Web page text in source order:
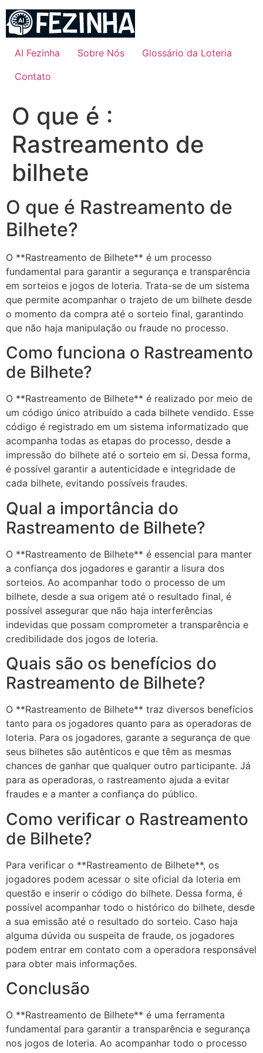
para
conteúdo
AI Fezinha Sobre Nós
Glossário da Loteria
Contato
O que é :
Rastreamento de
bilhete
O que é Rastreamento de
Bilhete?
O **Rastreamento de Bilhete** é um processo
fundamental para garantir a segurança e transparência
em sorteios e jogos de loteria. Trata-se de um sistema
que permite acompanhar o trajeto de um bilhete desde
o momento da compra até o sorteio final, garantindo
que não haja manipulação ou fraude no processo.
Como funciona o Rastreamento
de Bilhete?
O **Rastreamento de Bilhete** é realizado por meio de
um código único atribuído a cada bilhete vendido. Esse
código é registrado em um sistema informatizado que
acompanha todas as etapas do processo, desde a
impressão do bilhete até o sorteio em si. Dessa forma,
é possível garantir a autenticidade e integridade de
cada bilhete, evitando possíveis fraudes.
Qual a importância do
Rastreamento de Bilhete?
O **Rastreamento de Bilhete** é essencial para manter
a confiança dos jogadores e garantir a lisura dos
sorteios. Ao acompanhar todo o processo de um
bilhete, desde a sua origem até o resultado final, é
possível assegurar que não haja interferências
indevidas que possam comprometer a transparência e
credibilidade dos jogos de loteria.
Quais são os benefícios do
Rastreamento de Bilhete?
O **Rastreamento de Bilhete** traz diversos benefícios
tanto para os jogadores quanto para as operadoras de
loteria. Para os jogadores, garante a segurança de que
seus bilhetes são autênticos e que têm as mesmas
chances de ganhar que qualquer outro participante. Já
para as operadoras, o rastreamento ajuda a evitar
fraudes e a manter a confiança do público.
Como verificar o Rastreamento
de Bilhete?
Para verificar o **Rastreamento de Bilhete**, os
jogadores podem acessar o site oficial da loteria em
questão e inserir o código do bilhete. Dessa forma, é
possível acompanhar todo o histórico do bilhete, desde
a sua emissão até o resultado do sorteio. Caso haja
alguma dúvida ou suspeita de fraude, os jogadores
podem entrar em contato com a operadora responsável
para obter mais informações.
Conclusão
O **Rastreamento de Bilhete** é uma ferramenta
fundamental para garantir a transparência e segurança
nos jogos de loteria. Ao acompanhar todo o processo